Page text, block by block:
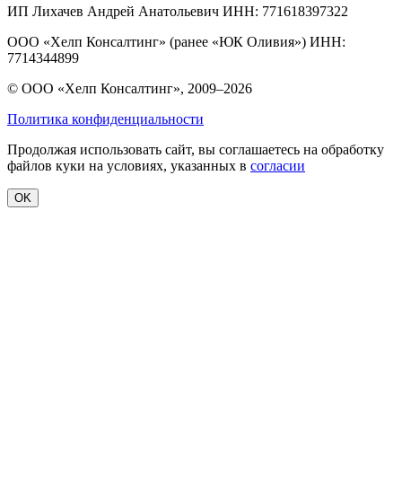
ИП Лихачев Андрей Анатольевич ИНН: 771618397322
ООО «Хелп Консалтинг» (ранее «ЮК Оливия») ИНН:
7714344899
© ООО «Хелп Консалтинг», 2009–2026
Политика конфиденциальности
Продолжая использовать сайт, вы соглашаетесь на обработку
файлов куки на условиях, указанных в согласии
OK